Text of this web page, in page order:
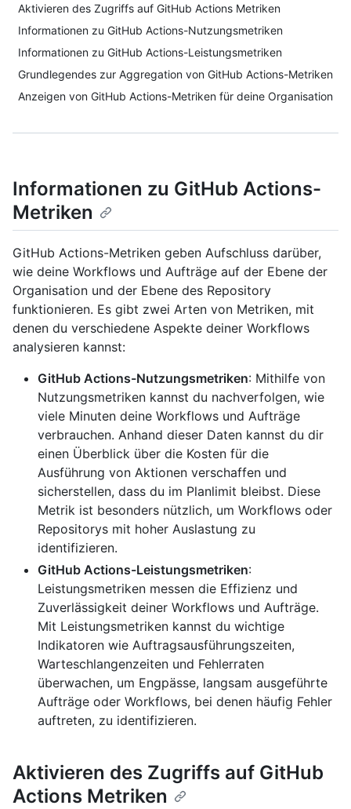
Aktivieren des Zugriffs auf GitHub Actions Metriken
Informationen zu GitHub Actions-Nutzungsmetriken
Informationen zu GitHub Actions-Leistungsmetriken
Grundlegendes zur Aggregation von GitHub Actions-Metriken
Anzeigen von GitHub Actions-Metriken für deine Organisation
Informationen zu GitHub Actions-
Metriken
GitHub Actions-Metriken geben Aufschluss darüber,
wie deine Workflows und Aufträge auf der Ebene der
Organisation und der Ebene des Repository
funktionieren. Es gibt zwei Arten von Metriken, mit
denen du verschiedene Aspekte deiner Workflows
analysieren kannst:
GitHub Actions-Nutzungsmetriken: Mithilfe von
Nutzungsmetriken kannst du nachverfolgen, wie
viele Minuten deine Workflows und Aufträge
verbrauchen. Anhand dieser Daten kannst du dir
einen Überblick über die Kosten für die
Ausführung von Aktionen verschaffen und
sicherstellen, dass du im Planlimit bleibst. Diese
Metrik ist besonders nützlich, um Workflows oder
Repositorys mit hoher Auslastung zu
identifizieren.
GitHub Actions-Leistungsmetriken:
Leistungsmetriken messen die Effizienz und
Zuverlässigkeit deiner Workflows und Aufträge.
Mit Leistungsmetriken kannst du wichtige
Indikatoren wie Auftragsausführungszeiten,
Warteschlangenzeiten und Fehlerraten
überwachen, um Engpässe, langsam ausgeführte
Aufträge oder Workflows, bei denen häufig Fehler
auftreten, zu identifizieren.
Aktivieren des Zugriffs auf GitHub
Actions Metriken